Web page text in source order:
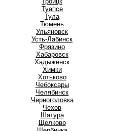
Туапсе
Тула
Тюмень
Ульяновск
Усть-Лабинск
Фрязино
Хабаровск
Хадыженск
Химки
Хотьково
Чебоксары
Челябинск
Черноголовка
Чехов
Шатура
Щелково